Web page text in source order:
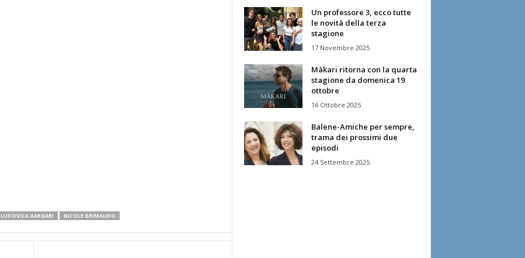
LUDOVICA GARGARI NICOLE GRIMAUDO
Un professore 3, ecco tutte
le novità della terza
stagione
17 Novembre 2025
Màkari ritorna con la quarta
stagione da domenica 19
ottobre
16 Ottobre 2025
Balene-Amiche per sempre,
trama dei prossimi due
episodi
24 Settembre 2025